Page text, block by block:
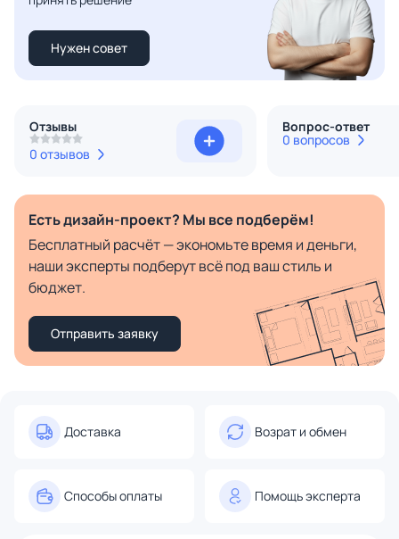
Нужен совет
Отзывы
0 отзывов
Вопрос-ответ
0 вопросов
Есть дизайн-проект? Мы все подберём!
Бесплатный расчёт — экономьте время и деньги,
наши эксперты подберут всё под ваш стиль и
бюджет.
Отправить заявку
Доставка Возрат и обмен
Способы оплаты Помощь эксперта